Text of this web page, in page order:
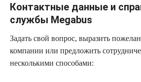
Контактные данные и
службы Megabus
Задать свой вопрос, выразить
компании или предложить
несколькими способами: